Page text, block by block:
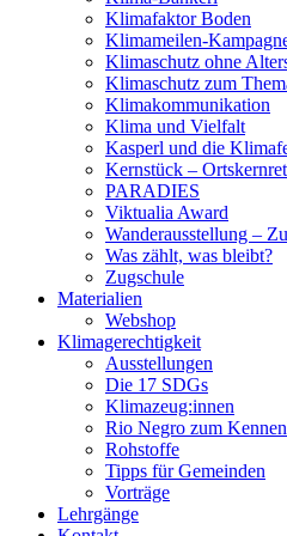
Klimafaktor Boden
Klimameilen-
Klimaschutz ohne
Klimaschutz zum
Klimakommunikation
Klima und Vielfalt
Kasperl und die
Kernstück –
PARADIES
Viktualia Award
Wanderausstellung –
Was zählt, was bleibt?
Zugschule
Materialien
Webshop
Klimagerechtigkeit
Ausstellungen
Die 17 SDGs
Klimazeug:innen
Rio Negro zum
Rohstoffe
Tipps für Gemeinden
Vorträge
Lehrgänge